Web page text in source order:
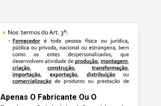
Apenas O Fabricante Ou O